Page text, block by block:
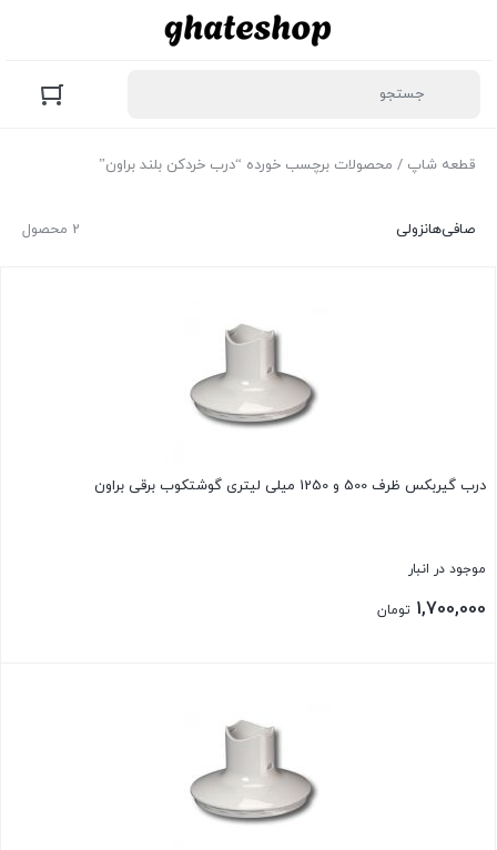
قطعه شاپ / محصولات برچسب خورده “درب خردکن بلند براون”
2 محصول صافی‌هانزولی
درب گیربکس ظرف 500 و 1250 میلی لیتری گوشتکوب برقی براون
موجود در انبار
1,700,000 تومان